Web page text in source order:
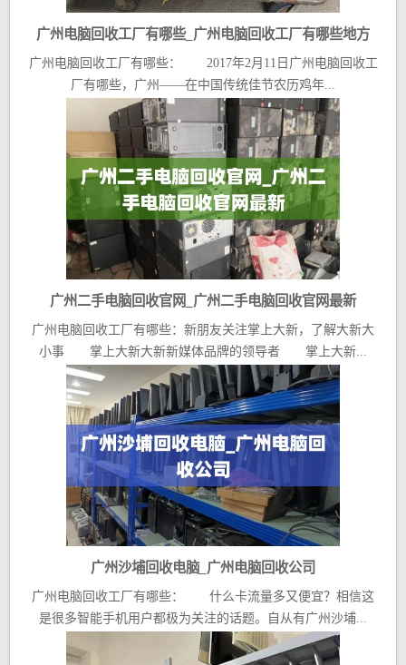
广州电脑回收工厂有哪些_广州电脑回收工厂有哪些地方
广州电脑回收工厂有哪些： 2017年2月11日广州电脑回收工
厂有哪些，广州——在中国传统佳节农历鸡年...
广州二手电脑回收官网_广州二手电脑回收官网最新
广州电脑回收工厂有哪些：新朋友关注掌上大新，了解大新大
小事 掌上大新大新新媒体品牌的领导者 掌上大新...
广州沙埔回收电脑_广州电脑回收公司
广州电脑回收工厂有哪些： 什么卡流量多又便宜？相信这
是很多智能手机用户都极为关注的话题。自从有广州沙埔...